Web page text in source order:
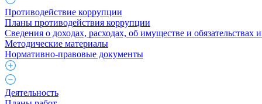
Противодействие коррупции
Планы противодействия коррупции
Сведения о доходах, расходах, об имуществе и обязательствах
Методические материалы
Нормативно-правовые документы
Деятельность